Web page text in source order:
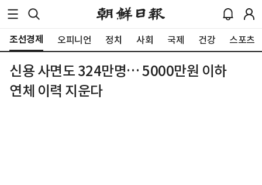
조선경제 오피니언 정치 사회 국제 건강 스포츠
신용 사면도 324만명… 5000만원 이하
연체 이력 지운다